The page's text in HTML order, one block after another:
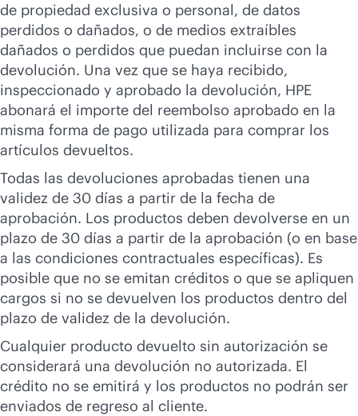
de propiedad exclusiva o personal, de datos
perdidos o dañados, o de medios extraíbles
dañados o perdidos que puedan incluirse con la
devolución. Una vez que se haya recibido,
inspeccionado y aprobado la devolución, HPE
abonará el importe del reembolso aprobado en la
misma forma de pago utilizada para comprar los
artículos devueltos.
Todas las devoluciones aprobadas tienen una
validez de 30 días a partir de la fecha de
aprobación. Los productos deben devolverse en un
plazo de 30 días a partir de la aprobación (o en base
a las condiciones contractuales específicas). Es
posible que no se emitan créditos o que se apliquen
cargos si no se devuelven los productos dentro del
plazo de validez de la devolución.
Cualquier producto devuelto sin autorización se
considerará una devolución no autorizada. El
crédito no se emitirá y los productos no podrán ser
enviados de regreso al cliente.